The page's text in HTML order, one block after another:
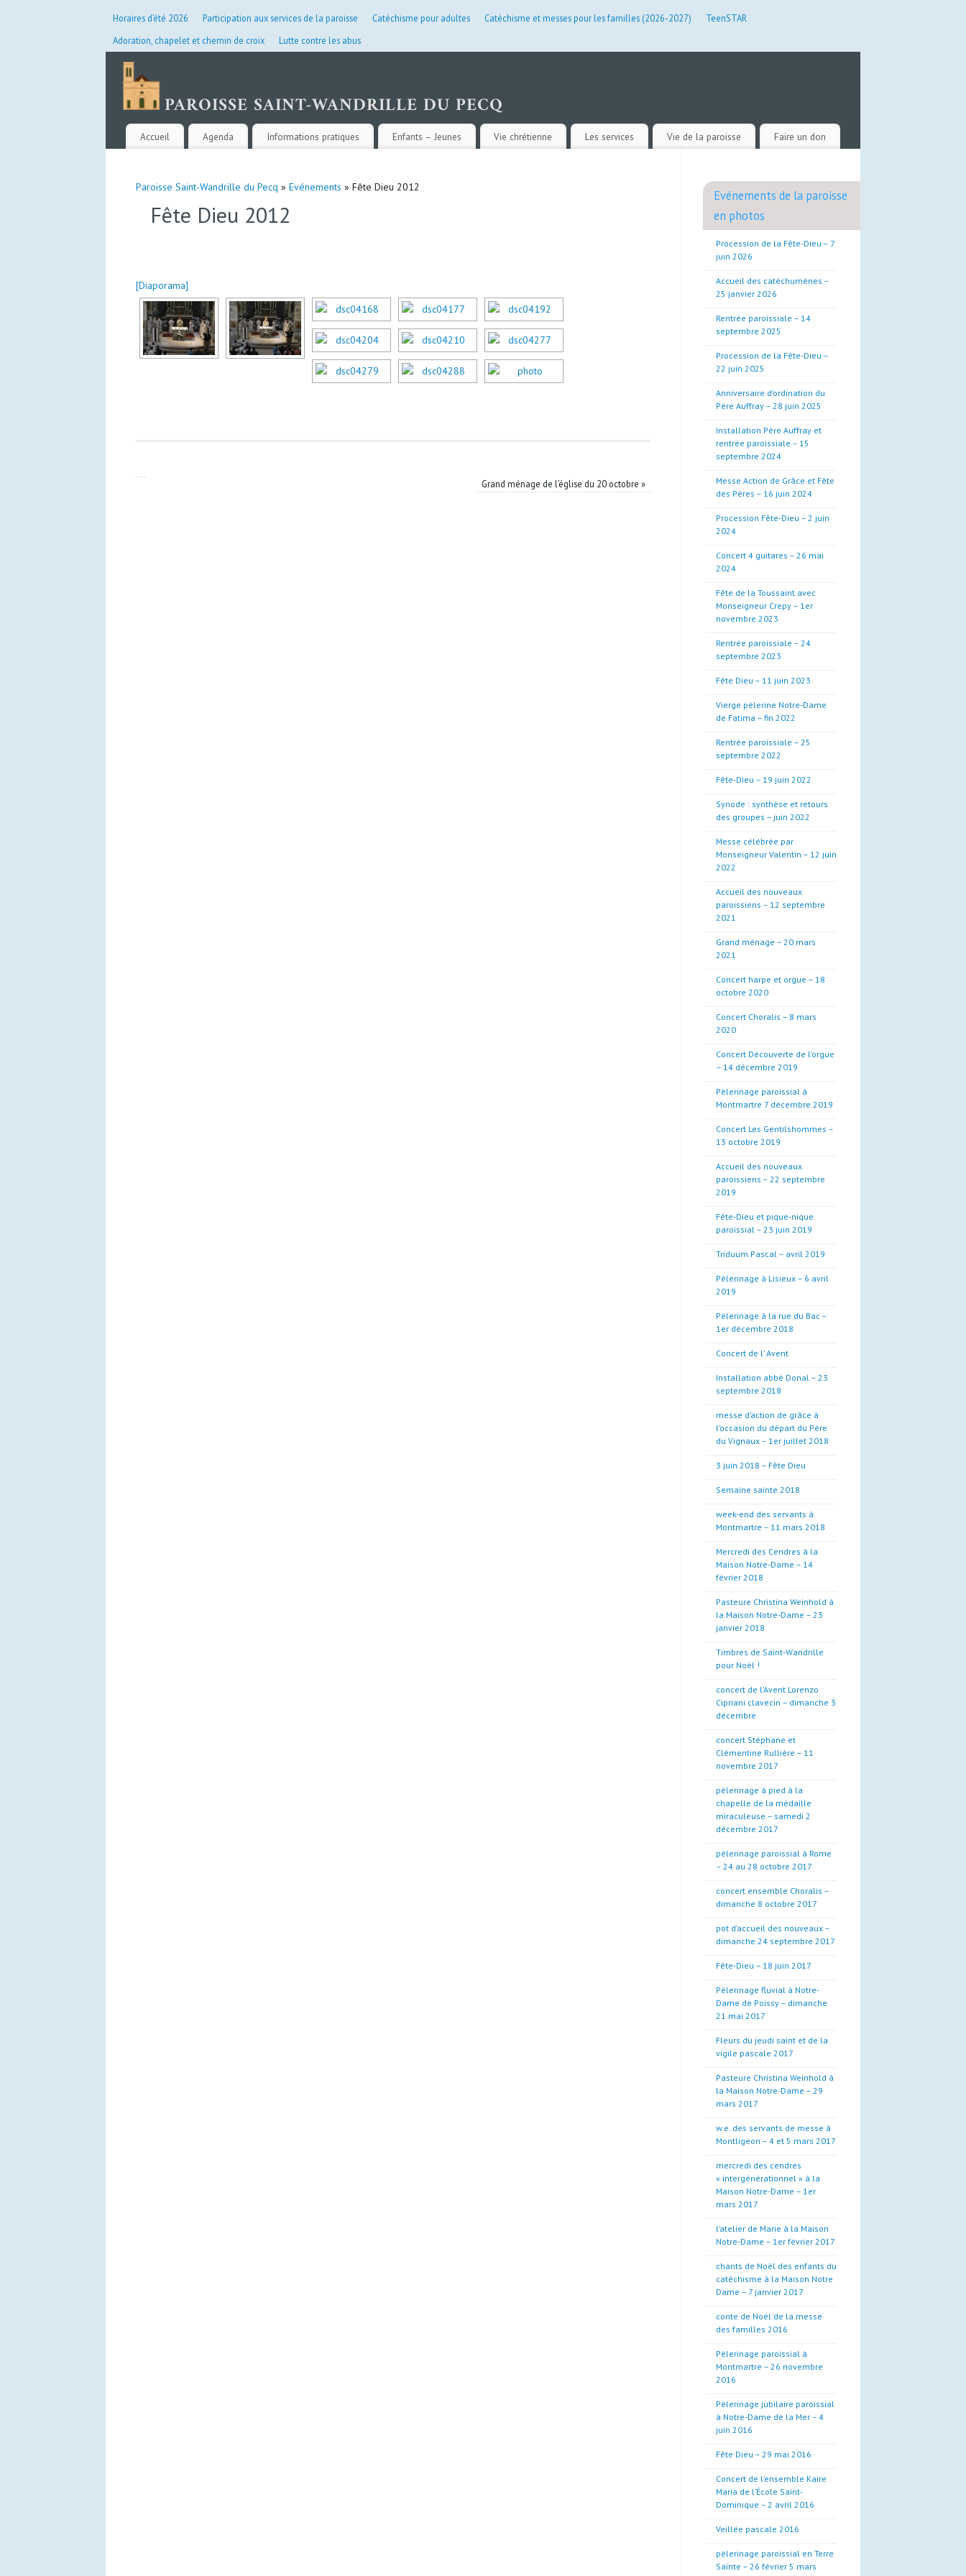
Horaires d’été 2026 Participation aux services de la paroisse Catéchisme pour adultes Catéchisme et messes pour les familles (2026-2027)
TeenSTAR
Adoration, chapelet et chemin de croix
Lutte contre les abus
Accueil Agenda Informations pratiques Enfants – Jeunes Vie chrétienne Les services Vie de la paroisse Faire un don
Paroisse Saint-Wandrille du Pecq » Evénements » Fête Dieu 2012
Fête Dieu 2012
[Diaporama]
Grand ménage de l’église du 20 octobre »
Evénements de la paroisse
en photos
Procession de la Fête-Dieu – 7
juin 2026
Accueil des catéchumènes –
25 janvier 2026
Rentrée paroissiale – 14
septembre 2025
Procession de la Fête-Dieu –
22 juin 2025
Anniversaire d’ordination du
Père Auffray – 28 juin 2025
Installation Père Auffray et
rentrée paroissiale – 15
septembre 2024
Messe Action de Grâce et Fête
des Pères – 16 juin 2024
Procession Fête-Dieu – 2 juin
2024
Concert 4 guitares – 26 mai
2024
Fête de la Toussaint avec
Monseigneur Crepy – 1er
novembre 2023
Rentrée paroissiale – 24
septembre 2023
Fête Dieu – 11 juin 2023
Vierge pèlerine Notre-Dame
de Fatima – fin 2022
Rentrée paroissiale – 25
septembre 2022
Fête-Dieu – 19 juin 2022
Synode : synthèse et retours
des groupes – juin 2022
Messe célébrée par
Monseigneur Valentin – 12 juin
2022
Accueil des nouveaux
paroissiens – 12 septembre
2021
Grand ménage – 20 mars
2021
Concert harpe et orgue – 18
octobre 2020
Concert Choralis – 8 mars
2020
Concert Découverte de l’orgue
– 14 décembre 2019
Pèlerinage paroissial à
Montmartre 7 décembre 2019
Concert Les Gentilshommes –
13 octobre 2019
Accueil des nouveaux
paroissiens – 22 septembre
2019
Fête-Dieu et pique-nique
paroissial – 23 juin 2019
Triduum Pascal – avril 2019
Pèlerinage à Lisieux – 6 avril
2019
Pèlerinage à la rue du Bac –
1er décembre 2018
Concert de l’ Avent
Installation abbé Donal – 23
septembre 2018
messe d’action de grâce à
l’occasion du départ du Père
du Vignaux – 1er juillet 2018
3 juin 2018 – Fête Dieu
Semaine sainte 2018
week-end des servants à
Montmartre – 11 mars 2018
Mercredi des Cendres à la
Maison Notre-Dame – 14
février 2018
Pasteure Christina Weinhold à
la Maison Notre-Dame – 23
janvier 2018
Timbres de Saint-Wandrille
pour Noël !
concert de l’Avent Lorenzo
Cipriani clavecin – dimanche 3
décembre
concert Stéphane et
Clémentine Rullière – 11
novembre 2017
pèlerinage à pied à la
chapelle de la médaille
miraculeuse – samedi 2
décembre 2017
pèlerinage paroissial à Rome
– 24 au 28 octobre 2017
concert ensemble Choralis –
dimanche 8 octobre 2017
pot d’accueil des nouveaux –
dimanche 24 septembre 2017
Fête-Dieu – 18 juin 2017
Pèlerinage fluvial à Notre-
Dame de Poissy – dimanche
21 mai 2017
Fleurs du jeudi saint et de la
vigile pascale 2017
Pasteure Christina Weinhold à
la Maison Notre-Dame – 29
mars 2017
w.e. des servants de messe à
Montligeon – 4 et 5 mars 2017
mercredi des cendres
« intergénérationnel » à la
Maison Notre-Dame – 1er
mars 2017
l’atelier de Marie à la Maison
Notre-Dame – 1er février 2017
chants de Noël des enfants du
catéchisme à la Maison Notre
Dame – 7 janvier 2017
conte de Noël de la messe
des familles 2016
Pèlerinage paroissial à
Montmartre – 26 novembre
2016
Pèlerinage jubilaire paroissial
à Notre-Dame de la Mer – 4
juin 2016
Fête Dieu – 29 mai 2016
Concert de l’ensemble Kaire
Maria de l’École Saint-
Dominique – 2 avril 2016
Veillée pascale 2016
pèlerinage paroissial en Terre
Sainte – 26 février 5 mars